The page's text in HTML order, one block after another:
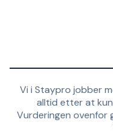
Vi i Staypro jobber
alltid etter at
Vurderingen ovenfor